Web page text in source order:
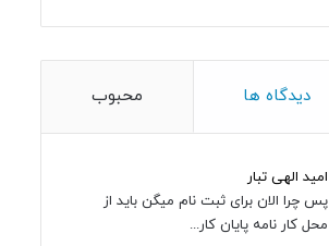
دیدگاه ها محبوب
امید الهی تبار
پس چرا الان برای ثبت نام میگن باید از
محل کار نامه پایان کار...